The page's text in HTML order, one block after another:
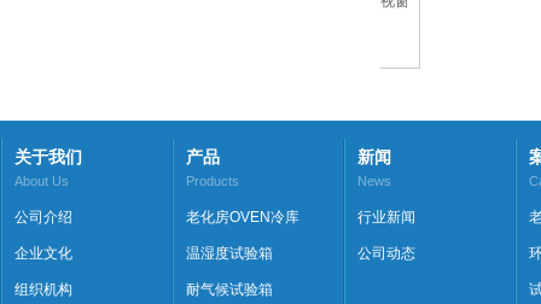
关于我们
About Us
公司介绍
企业文化
组织机构
产品
Products
老化房OVEN冷库
温湿度试验箱
耐气候试验箱
新闻
News
行业新闻
公司动态